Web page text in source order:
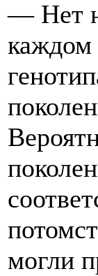
— Нет
каждом
могли